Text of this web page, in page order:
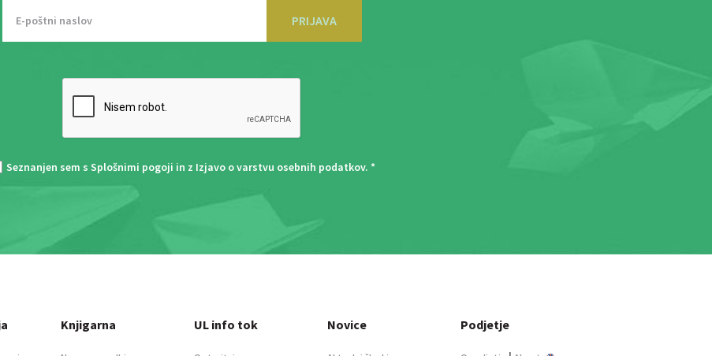
PRIJAVA
Seznanjen sem s Splošnimi pogoji in z Izjavo o varstvu osebnih podatkov. *
Knjigarna UL info tok Novice Podjetje